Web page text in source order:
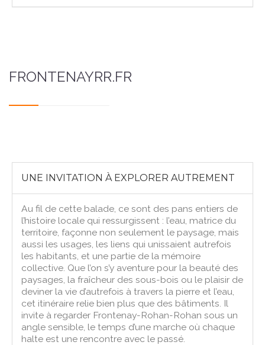
FRONTENAYRR.FR
UNE INVITATION À EXPLORER AUTREMENT
Au fil de cette balade, ce sont des pans entiers de
l’histoire locale qui ressurgissent : l’eau, matrice du
territoire, façonne non seulement le paysage, mais
aussi les usages, les liens qui unissaient autrefois
les habitants, et une partie de la mémoire
collective. Que l’on s’y aventure pour la beauté des
paysages, la fraîcheur des sous-bois ou le plaisir de
deviner la vie d’autrefois à travers la pierre et l’eau,
cet itinéraire relie bien plus que des bâtiments. Il
invite à regarder Frontenay-Rohan-Rohan sous un
angle sensible, le temps d’une marche où chaque
halte est une rencontre avec le passé.